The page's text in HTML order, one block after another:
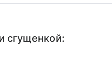
сгущенкой: